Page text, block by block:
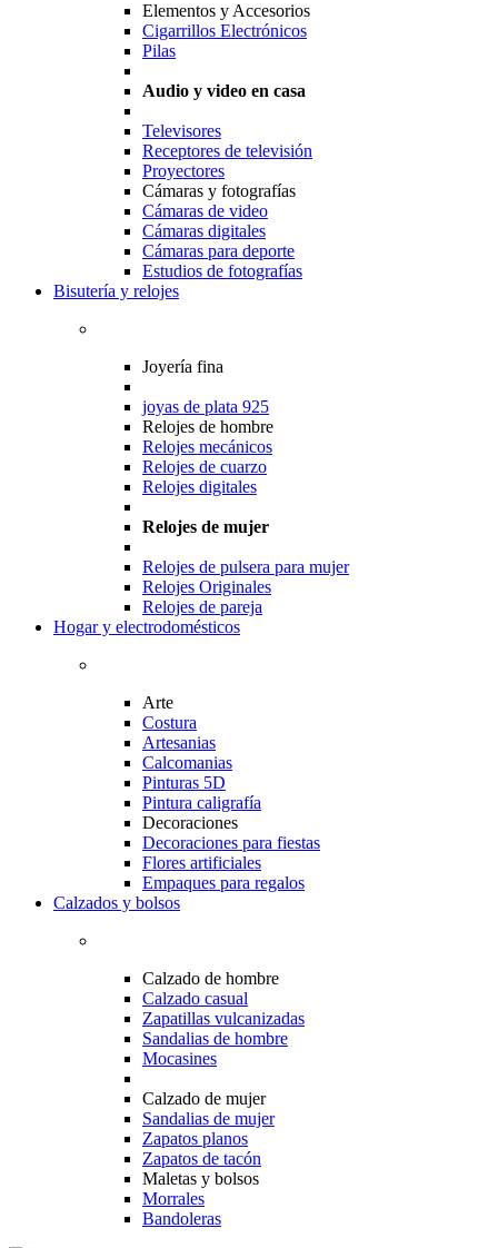
Elementos y Accesorios
Cigarrillos Electrónicos
Pilas
Audio y video en casa
Televisores
Receptores de televisión
Proyectores
Cámaras y fotografías
Cámaras de video
Cámaras digitales
Cámaras para deporte
Estudios de fotografías
Bisutería y relojes
Joyería fina
joyas de plata 925
Relojes de hombre
Relojes mecánicos
Relojes de cuarzo
Relojes digitales
Relojes de mujer
Relojes de pulsera para mujer
Relojes Originales
Relojes de pareja
Hogar y electrodomésticos
Arte
Costura
Artesanias
Calcomanias
Pinturas 5D
Pintura caligrafía
Decoraciones
Decoraciones para fiestas
Flores artificiales
Empaques para regalos
Calzados y bolsos
Calzado de hombre
Calzado casual
Zapatillas vulcanizadas
Sandalias de hombre
Mocasines
Calzado de mujer
Sandalias de mujer
Zapatos planos
Zapatos de tacón
Maletas y bolsos
Morrales
Bandoleras